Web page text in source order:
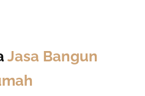
Jasa Bangun